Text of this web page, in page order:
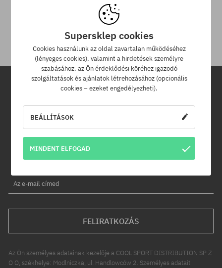
A termék visszaküldésére a csomag kézhezvételétől számítva
30 napod van.
Hírlevél
Az e-mail címed
FELIRATKOZÁS
Az Ön személyes adatainak kezelője a COOL SPORT DISTRIBUTION SP Z
O O, székhelye: Modlniczka, ul. Handlowców 2. Személyes adatait
Supersklep cookies
Cookies használunk az oldal zavartalan működéséhez
(lényeges cookies), valamint a hirdetések személyre
szabásához, az Ön érdeklődési köréhez igazodó
szolgáltatások és ajánlatok létrehozásához (opcionális
cookies – ezeket engedélyezheti).
BEÁLLÍTÁSOK
MINDENT ELFOGAD